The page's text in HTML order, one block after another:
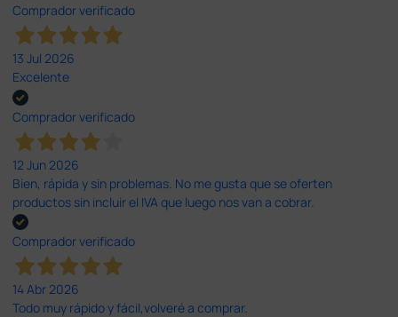
Comprador verificado
13 Jul 2026
Excelente
Comprador verificado
12 Jun 2026
Bien, rápida y sin problemas. No me gusta que se oferten
productos sin incluir el IVA que luego nos van a cobrar.
Comprador verificado
14 Abr 2026
Todo muy rápido y fácil,volveré a comprar.